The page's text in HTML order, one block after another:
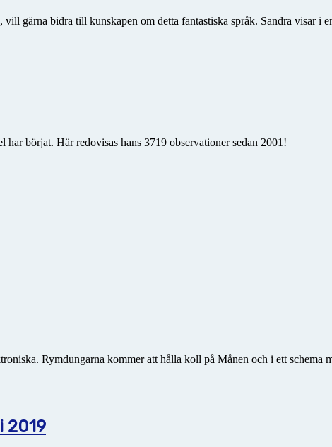
gärna bidra till kunskapen om detta fantastiska språk. Sandra visar i
börjat. Här redovisas hans 3719 observationer sedan 2001!
Rymdungarna kommer att hålla koll på Månen och i ett schema
2019